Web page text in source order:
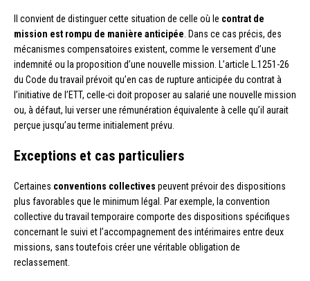
Il convient de distinguer cette situation de celle où le contrat de
mission est rompu de manière anticipée. Dans ce cas précis, des
mécanismes compensatoires existent, comme le versement d’une
indemnité ou la proposition d’une nouvelle mission. L’article L.1251-26
du Code du travail prévoit qu’en cas de rupture anticipée du contrat à
l’initiative de l’ETT, celle-ci doit proposer au salarié une nouvelle mission
ou, à défaut, lui verser une rémunération équivalente à celle qu’il aurait
perçue jusqu’au terme initialement prévu.
Exceptions et cas particuliers
Certaines conventions collectives peuvent prévoir des dispositions
plus favorables que le minimum légal. Par exemple, la convention
collective du travail temporaire comporte des dispositions spécifiques
concernant le suivi et l’accompagnement des intérimaires entre deux
missions, sans toutefois créer une véritable obligation de
reclassement.